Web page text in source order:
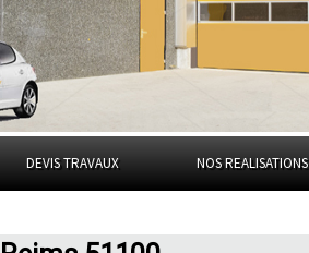
DEVIS TRAVAUX NOS REALISATIONS